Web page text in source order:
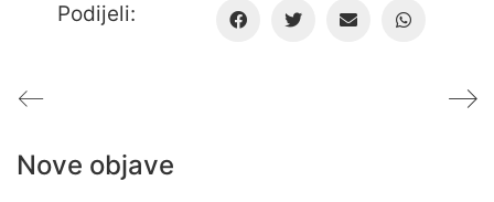
Nove objave
Podijeli: